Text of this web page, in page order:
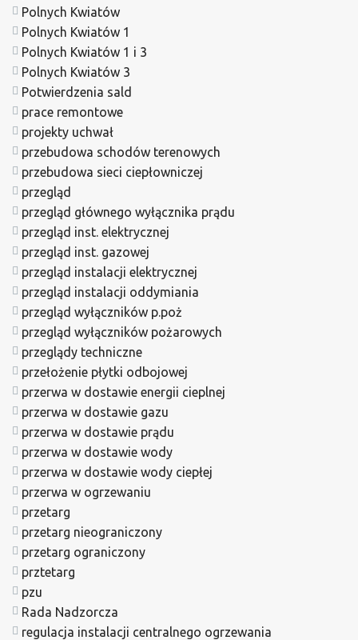
Polnych Kwiatów
Polnych Kwiatów 1
Polnych Kwiatów 1 i 3
Polnych Kwiatów 3
Potwierdzenia sald
prace remontowe
projekty uchwał
przebudowa schodów terenowych
przebudowa sieci ciepłowniczej
przegląd
przegląd głównego wyłącznika prądu
przegląd inst. elektrycznej
przegląd inst. gazowej
przegląd instalacji elektrycznej
przegląd instalacji oddymiania
przegląd wyłączników p.poż
przegląd wyłączników pożarowych
przeglądy techniczne
przełożenie płytki odbojowej
przerwa w dostawie energii cieplnej
przerwa w dostawie gazu
przerwa w dostawie prądu
przerwa w dostawie wody
przerwa w dostawie wody ciepłej
przerwa w ogrzewaniu
przetarg
przetarg nieograniczony
przetarg ograniczony
prztetarg
pzu
Rada Nadzorcza
regulacja instalacji centralnego ogrzewania